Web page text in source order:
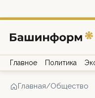
Главное Политика
Главная/Общество